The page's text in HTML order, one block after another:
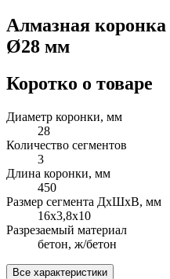
Алмазная
Ø28 мм
Коротко о товаре
Диаметр коронки, мм
28
Количество сегментов
3
Длина коронки, мм
450
Размер сегмента ДхШхВ, мм
16х3,8х10
Разрезаемый материал
бетон, ж/бетон
Все характеристики